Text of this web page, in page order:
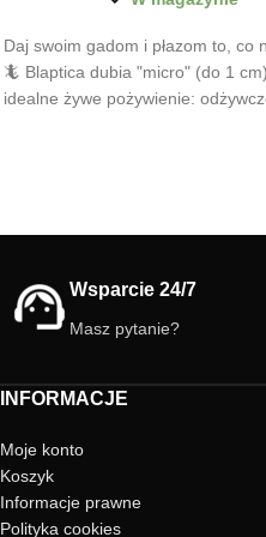
Daj swoim gadom i płazom to, co
🦎 Blaptica dubia "micro" (do 1
idealne żywe pożywienie:
Wsparcie 24/7
Masz pytanie?
INFORMACJE
Moje konto
Koszyk
Informacje prawne
Polityka cookies